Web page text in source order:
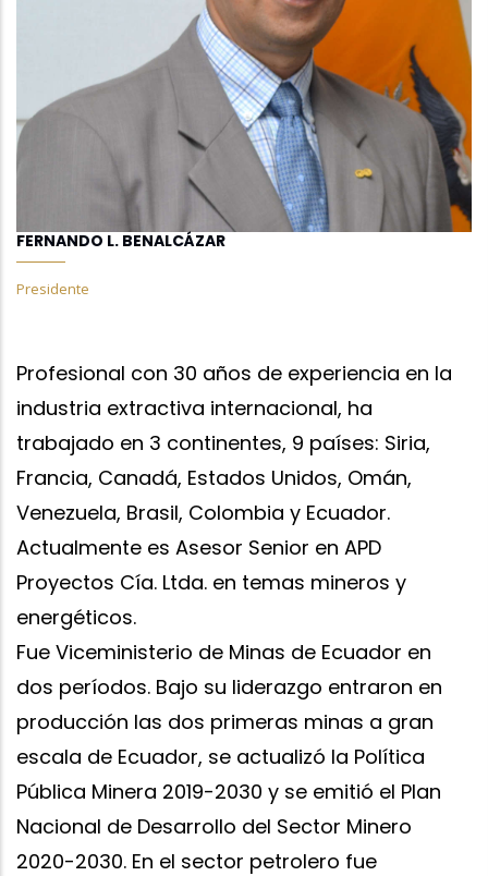
FERNANDO L. BENALCÁZAR
Presidente
Profesional con 30 años de experiencia en la
industria extractiva internacional, ha
trabajado en 3 continentes, 9 países: Siria,
Francia, Canadá, Estados Unidos, Omán,
Venezuela, Brasil, Colombia y Ecuador.
Actualmente es Asesor Senior en APD
Proyectos Cía. Ltda. en temas mineros y
energéticos.
Fue Viceministerio de Minas de Ecuador en
dos períodos. Bajo su liderazgo entraron en
producción las dos primeras minas a gran
escala de Ecuador, se actualizó la Política
Pública Minera 2019-2030 y se emitió el Plan
Nacional de Desarrollo del Sector Minero
2020-2030. En el sector petrolero fue